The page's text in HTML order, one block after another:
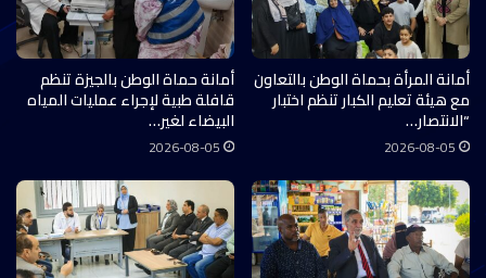
أمانة المرأة بحماة الوطن بالتعاون
مع هيئة تعليم الكبار تنظم اختبار
“الانتصار…
2026-08-05
أمانة حماة الوطن بالجيزة تنظم
قافلة طبية لإجراء عمليات المياه
البيضاء لغير…
2026-08-05